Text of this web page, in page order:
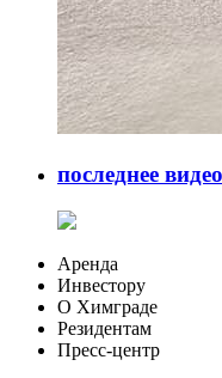
последнее видео
Аренда
Инвестору
О Химграде
Резидентам
Пресс-центр